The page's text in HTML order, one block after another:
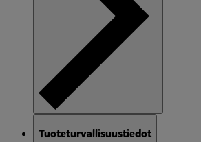
Tuoteturvallisuustiedot